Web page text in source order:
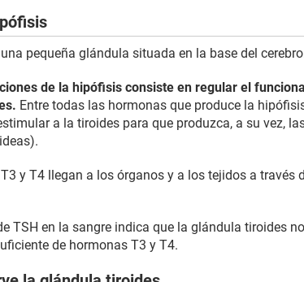
pequeña glándula situada en la base del
de la hipófisis consiste en regular el
Entre todas las hormonas que produce la
a la tiroides para que produzca, a su vez,
y T4 llegan a los órganos y a los tejidos a través
TSH en la sangre indica que la glándula tiroides
de hormonas T3 y T4.